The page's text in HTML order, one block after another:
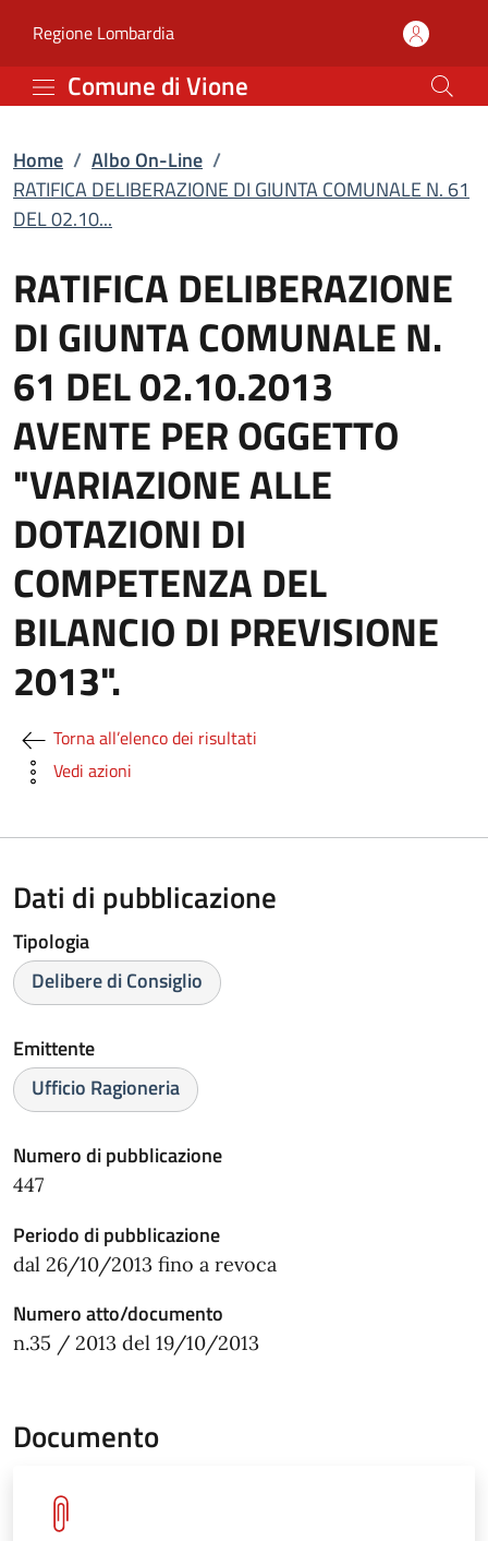
RATIFICA
Regione Lombardia(apre in un'altra scheda).
Comune di Vione
Home / Albo On-Line /
RATIFICA DELIBERAZIONE DI GIUNTA COMUNALE N. 61
DEL 02.10...
RATIFICA DELIBERAZIONE
DI GIUNTA COMUNALE N.
61 DEL 02.10.2013
AVENTE PER OGGETTO
"VARIAZIONE ALLE
DOTAZIONI DI
COMPETENZA DEL
BILANCIO DI PREVISIONE
2013".
Torna all’elenco dei risultati
Vedi azioni
Dati di pubblicazione
Tipologia
Delibere di Consiglio
Emittente
Ufficio Ragioneria
Numero di pubblicazione
447
Periodo di pubblicazione
dal 26/10/2013 fino a revoca
Numero atto/documento
n.35 / 2013 del 19/10/2013
Documento